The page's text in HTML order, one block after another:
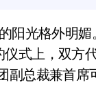
怕的“作死”操作
不计 大疆Mini 2S
式上，双方
副总裁兼首席